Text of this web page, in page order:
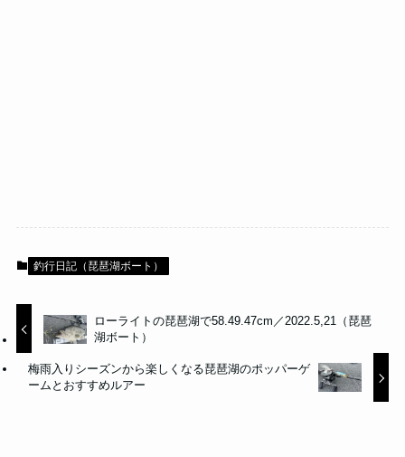
釣行日記（琵琶湖ボート）
ローライトの琵琶湖で58.49.47cm／2022.5,21（琵琶
湖ボート）
梅雨入りシーズンから楽しくなる琵琶湖のポッパーゲ
ームとおすすめルアー